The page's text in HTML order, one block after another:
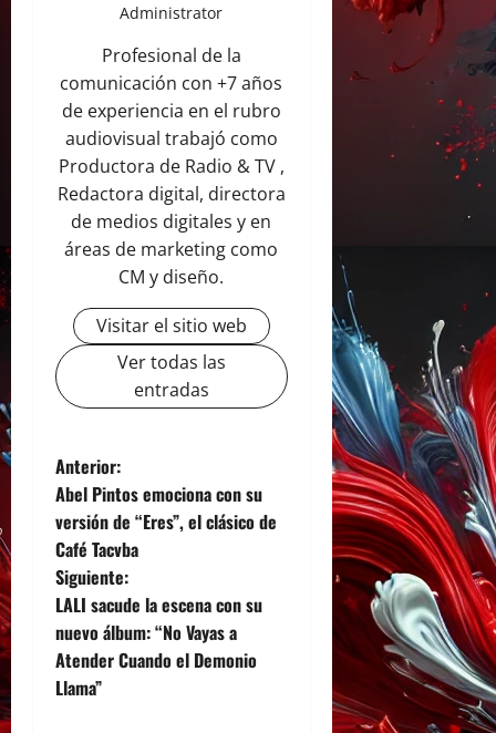
Administrator
Profesional de la
comunicación con +7 años
de experiencia en el rubro
audiovisual trabajó como
Productora de Radio & TV ,
Redactora digital, directora
de medios digitales y en
áreas de marketing como
CM y diseño.
Visitar el sitio web
Ver todas las
entradas
N
a
v
e
g
a
Anterior:
Abel Pintos emociona con su
versión de “Eres”, el clásico de
Café Tacvba
Siguiente:
LALI sacude la escena con su
nuevo álbum: “No Vayas a
Atender Cuando el Demonio
Llama”